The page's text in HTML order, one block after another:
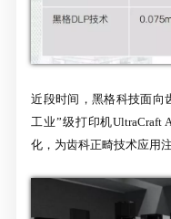
近段时间，黑格科技面向
工业”级打印机UltraCraft
化，为齿科正畸技术应用